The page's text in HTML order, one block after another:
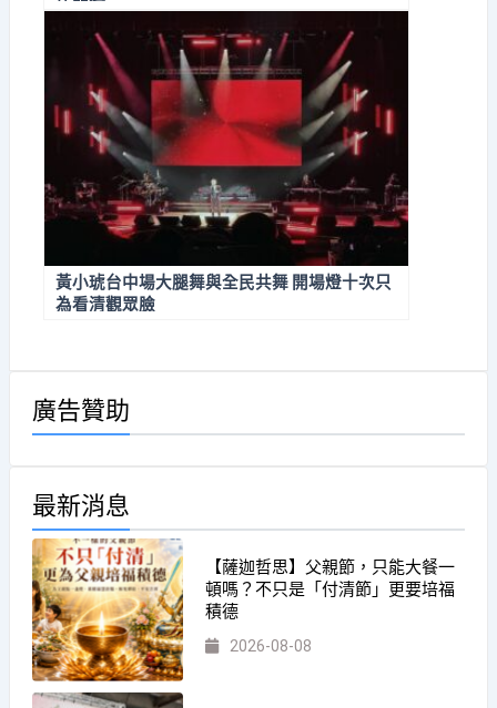
黃小琥台中場大腿舞與全民共舞 開場燈十次只
為看清觀眾臉
廣告贊助
最新消息
【薩迦哲思】父親節，只能大餐一
頓嗎？不只是「付清節」更要培福
積德
2026-08-08